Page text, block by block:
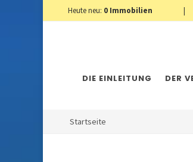
Heute neu: 0 Immobilien |
DIE EINLEITUNG DER
Startseite